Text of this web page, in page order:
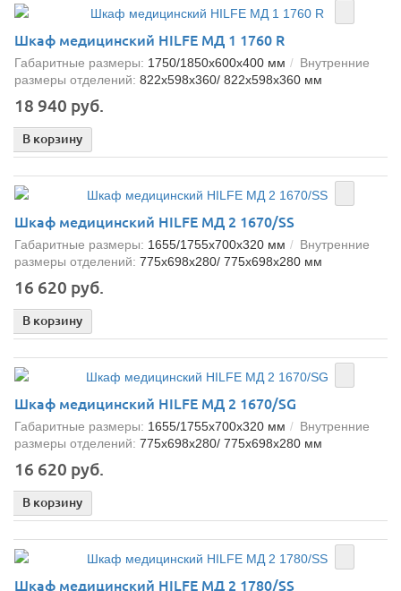
Шкаф медицинский HILFE МД 1 1760 R
Габаритные размеры: 1750/1850x600x400 мм
Внутренние
размеры отделений: 822x598x360/ 822x598x360 мм
18 940 руб.
В корзину
Шкаф медицинский HILFE МД 2 1670/SS
Габаритные размеры: 1655/1755x700x320 мм
Внутренние
размеры отделений: 775x698x280/ 775x698x280 мм
16 620 руб.
В корзину
Шкаф медицинский HILFE МД 2 1670/SG
Габаритные размеры: 1655/1755x700x320 мм
Внутренние
размеры отделений: 775x698x280/ 775x698x280 мм
16 620 руб.
В корзину
Шкаф медицинский HILFE МД 2 1780/SS